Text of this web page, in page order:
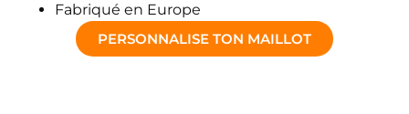
Fabriqué en Europe
PERSONNALISE TON MAILLOT